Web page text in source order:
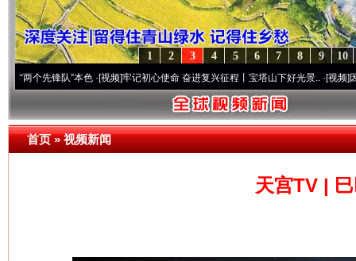
10
9
8
7
6
5
4
3
2
1
锋队”本色·[视频]牢记初心使命 奋进复兴征程丨宝塔山下好光景..·[视频]因党而生
首页»视频新闻
天宫TV |